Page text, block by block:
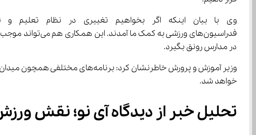
در مدارس رونق بگیرد.
وزیر آموزش و پرورش خاطرنشان
خواهد شد.
تحلیل خبر از دیدگاه آی‌ نو؛ نقش ورزش در پرورش استعدادها و مهارت‌ های دانش ‌آموزی